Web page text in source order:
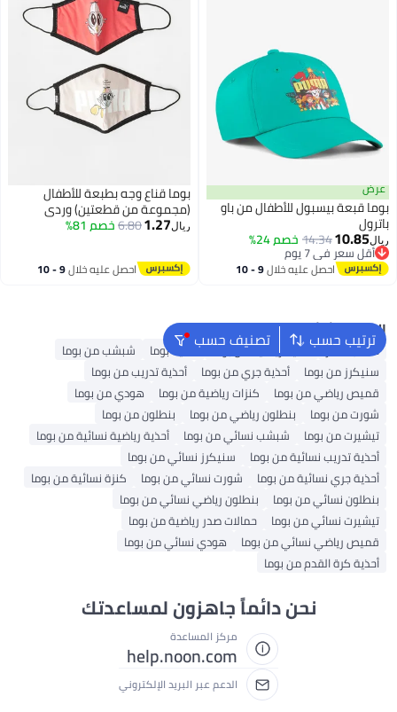
عرض
بوما قبعة بيسبول للأطفال من باو
باترول
ريال10.85
14.34خصم 24%
أقل سعر في 7 يوم
أقل سعر في 7 يوماحصل عليه خلال 9 - 10
بوما قناع وجه بطبعة للأطفال
(مجموعة من قطعتين) وردي
ريال1.27
6.80خصم 81%
احصل عليه خلال 9 - 10
ترتيب حسب تصنيف حسب البحث الشائع
حقائب ظهر أحذية رياضية من بوما أحذية بوما
شبشب من بوما
سنيكرز من بوما
أحذية جري من بوما
أحذية تدريب من بوما
قميص رياضي من بوما
كنزات رياضية من بوما
هودي من بوما
شورت من بوما
بنطلون رياضي من بوما
بنطلون من بوما
تيشيرت من بوما
شبشب نسائي من بوما
أحذية رياضية نسائية من بوما
أحذية تدريب نسائية من بوما
سنيكرز نسائي من بوما
أحذية جري نسائية من بوما
شورت نسائي من بوما
كنزة نسائية من بوما
بنطلون نسائي من بوما
بنطلون رياضي نسائي من بوما
تيشيرت نسائي من بوما
حمالات صدر رياضية من بوما
قميص رياضي نسائي من بوما
هودي نسائي من بوما
أحذية كرة القدم من بوما
نحن دائماً جاهزون لمساعدتك
مركز المساعدة
help.noon.com
الدعم عبر البريد الإلكتروني